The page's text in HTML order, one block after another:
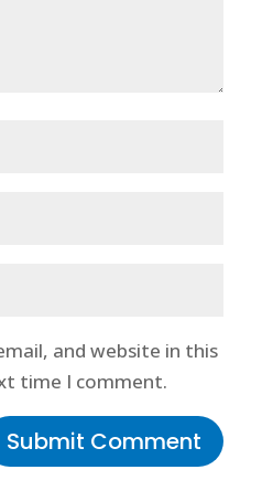
and website in this
time I comment.